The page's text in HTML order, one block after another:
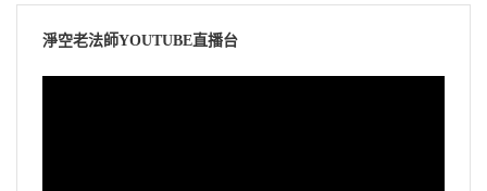
淨空老法師YOUTUBE直播台